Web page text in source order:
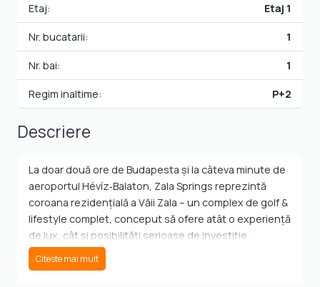
Etaj: Etaj 1
Nr. bucatarii: 1
Nr. bai: 1
Regim inaltime: P+2
Descriere
La doar două ore de Budapesta și la câteva minute de
aeroportul Hévíz‑Balaton, Zala Springs reprezintă
coroana rezidențială a Văii Zala – un complex de golf &
lifestyle complet, conceput să ofere atât o experiență
de lux, cât și posibilități serioase de investiție.
Pe o suprafață de aproximativă de 160 de hectare,
centrul este format dintr-un teren de golf profesionist
Citeste mai mult